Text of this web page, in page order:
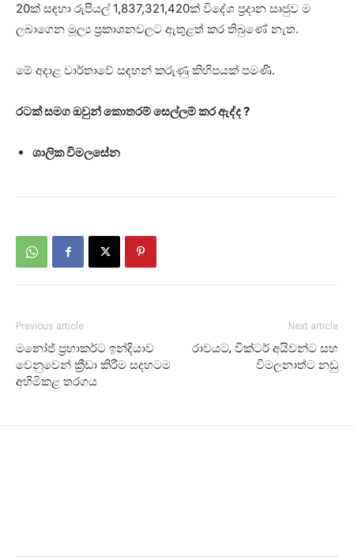
20ක් සඳහා රුපියල් 1,837,321,420ක් විදේශ ප්‍රදාන සෘජුව ම
ලබාගෙන මූල්‍ය ප්‍රකාශනවලට ඇතුළත් කර තිබුණේ නැත.
මේ අදාළ වාර්තාවේ සඳහන් කරුණු කිහිපයක් පමණි.
රටක් සමග ඔවුන් කොතරම් සෙල්ලම් කර ඇද්ද ?
ශාලික විමලසේන
Previous article
මනෝජ් ප්‍රභාකර්ට ඉන්දියාව
වෙනුවෙන් ක්‍රීඩා කිරීම සදහටම
අහිමිකළ තරගය
Next article
රාවයට, වික්ටර් අයිවන්ට සහ
විමලනාත්ට නඩු